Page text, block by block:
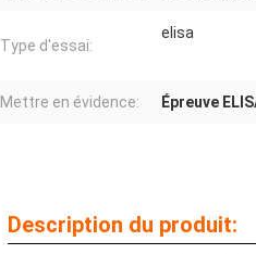
Type d'essai:
elisa
Mettre en évidence: Épreuve
Description du produit: